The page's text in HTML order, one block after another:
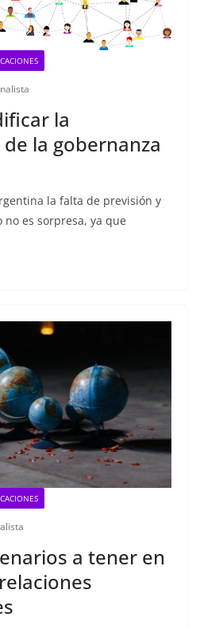
la
la gobernanza
la falta de previsión y
es sorpresa, ya que
a tener en